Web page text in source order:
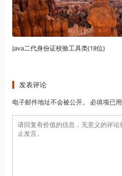
Java二代身份证校验工具类(18位)
发表评论
电子邮件地址不会被公开。 必填项已用